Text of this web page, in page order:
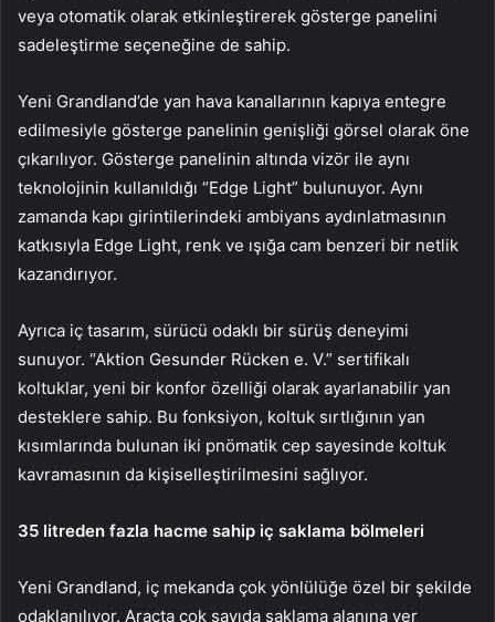
veya otomatik olarak etkinleştirerek gösterge panelini
sadeleştirme seçeneğine de sahip.
Yeni Grandland’de yan hava kanallarının kapıya entegre
edilmesiyle gösterge panelinin genişliği görsel olarak öne
çıkarılıyor. Gösterge panelinin altında vizör ile aynı
teknolojinin kullanıldığı “Edge Light” bulunuyor. Aynı
zamanda kapı girintilerindeki ambiyans aydınlatmasının
katkısıyla Edge Light, renk ve ışığa cam benzeri bir netlik
kazandırıyor.
Ayrıca iç tasarım, sürücü odaklı bir sürüş deneyimi
sunuyor. “Aktion Gesunder Rücken e. V.” sertifikalı
koltuklar, yeni bir konfor özelliği olarak ayarlanabilir yan
desteklere sahip. Bu fonksiyon, koltuk sırtlığının yan
kısımlarında bulunan iki pnömatik cep sayesinde koltuk
kavramasının da kişiselleştirilmesini sağlıyor.
35 litreden fazla hacme sahip iç saklama bölmeleri
Yeni Grandland, iç mekanda çok yönlülüğe özel bir şekilde
odaklanılıyor. Araçta çok sayıda saklama alanına yer